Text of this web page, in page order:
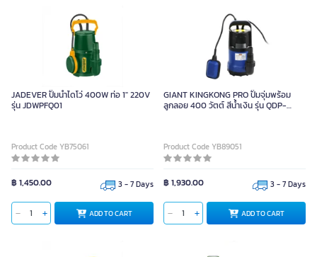
JADEVER ปั๊มน้ำไดโว่ 400W ท่อ 1" 220V
รุ่น JDWPFQ01
Product Code YB75061
฿ 1,450.00 3 - 7 Days
ADD TO CART
GIANT KINGKONG PRO ปั๊มจุ่มพร้อม
ลูกลอย 400 วัตต์ สีน้ำเงิน รุ่น QDP-
Product Code YB89051
฿ 1,930.00 3 - 7 Days
ADD TO CART